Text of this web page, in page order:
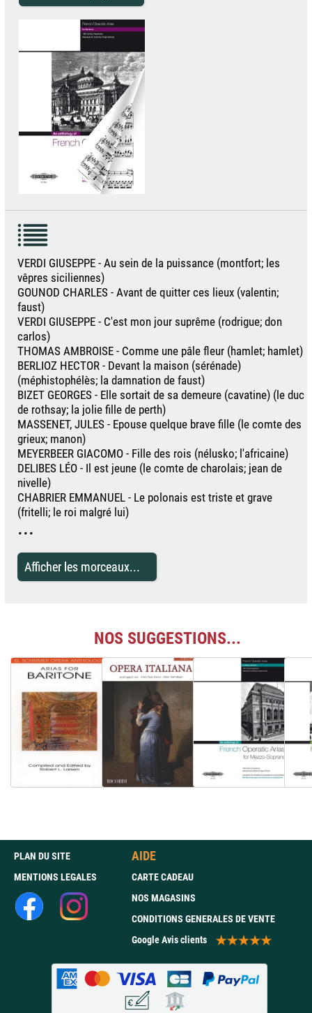
VERDI GIUSEPPE - Au sein de la puissance (montfort; les
vêpres siciliennes)
GOUNOD CHARLES - Avant de quitter ces lieux (valentin;
faust)
VERDI GIUSEPPE - C'est mon jour suprême (rodrigue; don
carlos)
THOMAS AMBROISE - Comme une pâle fleur (hamlet; hamlet)
BERLIOZ HECTOR - Devant la maison (sérénade)
(méphistophélès; la damnation de faust)
BIZET GEORGES - Elle sortait de sa demeure (cavatine) (le duc
de rothsay; la jolie fille de perth)
MASSENET, JULES - Epouse quelque brave fille (le comte des
grieux; manon)
MEYERBEER GIACOMO - Fille des rois (nélusko; l'africaine)
DELIBES LÉO - Il est jeune (le comte de charolais; jean de
nivelle)
CHABRIER EMMANUEL - Le polonais est triste et grave
(fritelli; le roi malgré lui)
...
Afficher les morceaux...
NOS SUGGESTIONS...
PLAN DU SITE
MENTIONS LEGALES
AIDE
CARTE CADEAU
NOS MAGASINS
CONDITIONS GENERALES DE VENTE
Google Avis clients